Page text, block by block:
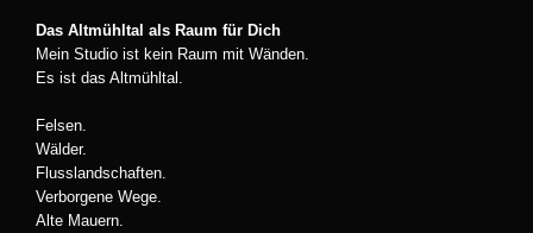
Das Altmühltal als Raum für Dich
Mein Studio ist kein Raum mit Wänden.
Es ist das Altmühltal.
Felsen.
Wälder.
Flusslandschaften.
Verborgene Wege.
Alte Mauern.